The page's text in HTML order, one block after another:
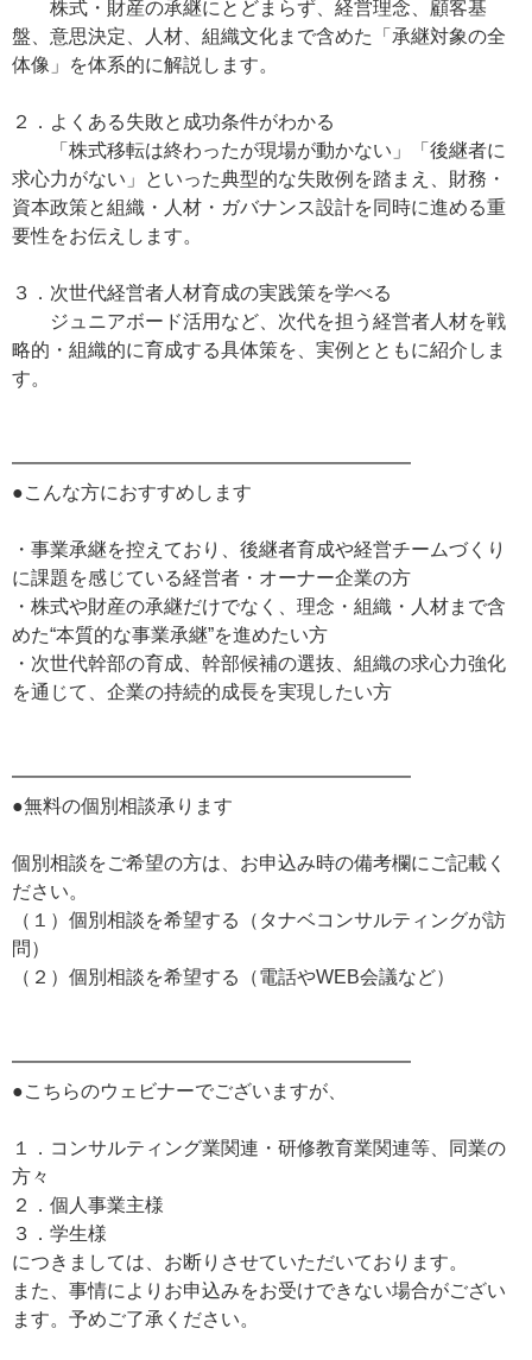
株式・財産の承継にとどまらず、経営理念、顧客基
盤、意思決定、人材、組織文化まで含めた「承継対象の全
体像」を体系的に解説します。
２．よくある失敗と成功条件がわかる
「株式移転は終わったが現場が動かない」「後継者に
求心力がない」といった典型的な失敗例を踏まえ、財務・
資本政策と組織・人材・ガバナンス設計を同時に進める重
要性をお伝えします。
３．次世代経営者人材育成の実践策を学べる
ジュニアボード活用など、次代を担う経営者人材を戦
略的・組織的に育成する具体策を、実例とともに紹介しま
す。
━━━━━━━━━━━━━━━━━━━━━
●こんな方におすすめします
・事業承継を控えており、後継者育成や経営チームづくり
に課題を感じている経営者・オーナー企業の方
・株式や財産の承継だけでなく、理念・組織・人材まで含
めた“本質的な事業承継”を進めたい方
・次世代幹部の育成、幹部候補の選抜、組織の求心力強化
を通じて、企業の持続的成長を実現したい方
━━━━━━━━━━━━━━━━━━━━━
●無料の個別相談承ります
個別相談をご希望の方は、お申込み時の備考欄にご記載く
ださい。
（１）個別相談を希望する（タナベコンサルティングが訪
問）
（２）個別相談を希望する（電話やWEB会議など）
━━━━━━━━━━━━━━━━━━━━━
●こちらのウェビナーでございますが、
１．コンサルティング業関連・研修教育業関連等、同業の
方々
２．個人事業主様
３．学生様
につきましては、お断りさせていただいております。
また、事情によりお申込みをお受けできない場合がござい
ます。予めご了承ください。